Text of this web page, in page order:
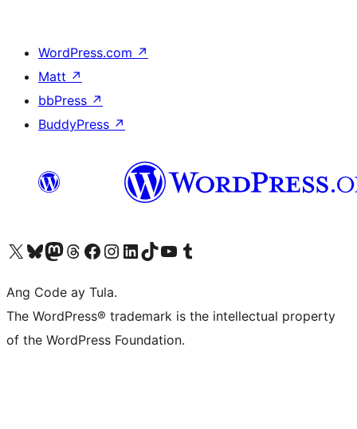
WordPress.com ↗
Matt ↗
bbPress ↗
BuddyPress ↗
Visit our X (formerly Twitter) account
Bisitahin ang aming Bluesky account
Visit our Mastodon account
Bisitahin ang aming Threads account
Visit our Facebook page
Visit our Instagram account
Visit our LinkedIn account
Bisitahin ang aming TikTok account
Visit our YouTube channel
Bisitahin ang aming Tumblr account
Ang Code ay Tula.
The WordPress® trademark is the intellectual property
of the WordPress Foundation.